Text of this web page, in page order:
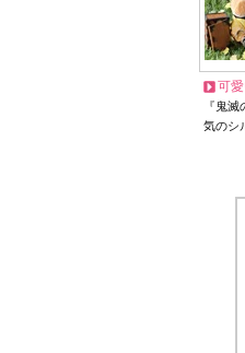
可
『鬼
気のシ